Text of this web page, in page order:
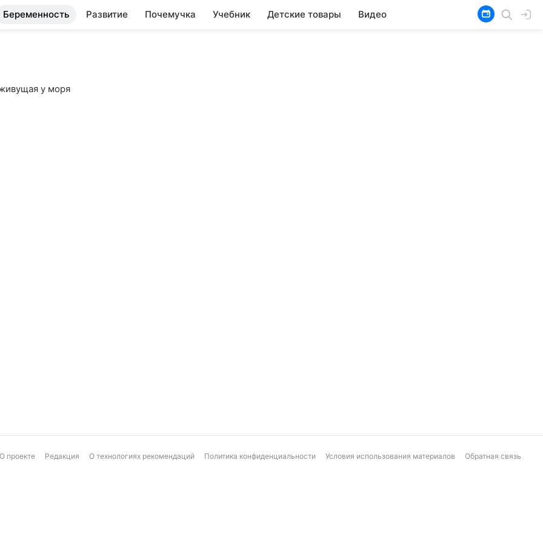
Беременность Развитие Почемучка Учебник Детские товары Видео
у моря
О проекте Редакция О технологиях рекомендаций Политика конфиденциальности Условия использования материалов Обратная связь